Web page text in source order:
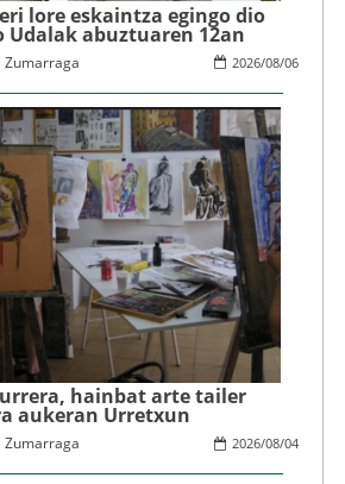
lore eskaintza egingo dio
Udalak abuztuaren 12an
2026/08/06
Zumarraga
hainbat arte tailer
aukeran Urretxun
2026/08/04
Zumarraga